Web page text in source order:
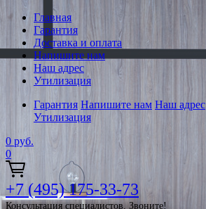
Главная
Гарантия
Доставка и оплата
Напишите нам
Наш адрес
Утилизация
Гарантия Напишите нам Наш адрес
Утилизация
0 руб.
0
+7 (495) 175-33-73
Консультация специалистов. Звоните!